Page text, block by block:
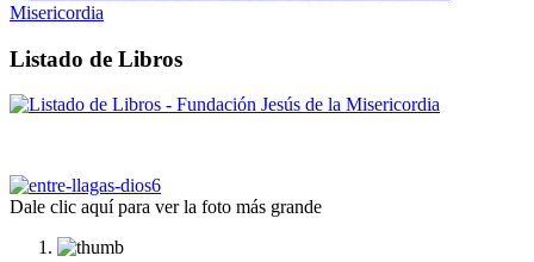
Listado de Libros
Dale clic aquí para ver la foto más grande